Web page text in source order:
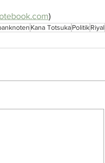
)
Kana TotsukaPolitikRiyal